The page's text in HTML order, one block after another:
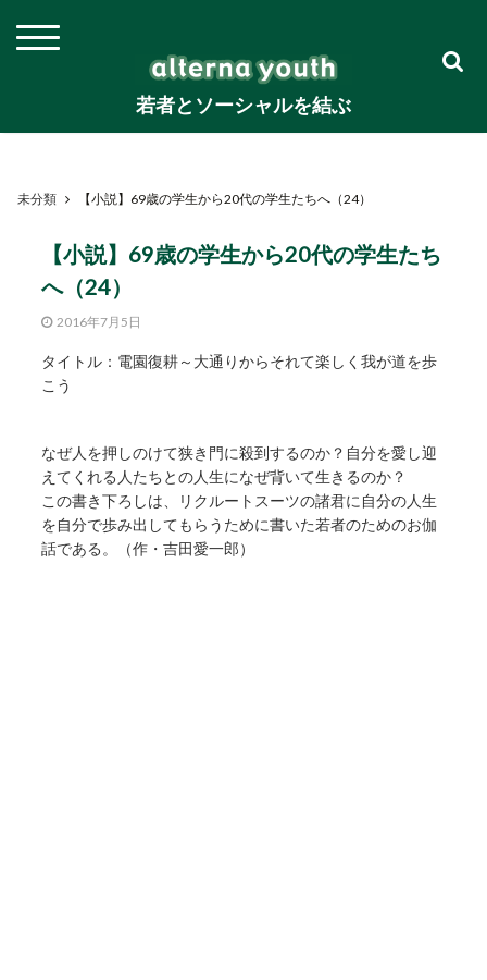
若者とソーシャルを結ぶ
未分類 【小説】69歳の学生から20代の学生たちへ（24）
【小説】69歳の学生から20代の学生たち
へ（24）
2016年7月5日
タイトル：電園復耕～大通りからそれて楽しく我が道を歩
こう
なぜ人を押しのけて狭き門に殺到するのか？自分を愛し迎
えてくれる人たちとの人生になぜ背いて生きるのか？
この書き下ろしは、リクルートスーツの諸君に自分の人生
を自分で歩み出してもらうために書いた若者のためのお伽
話である。（作・吉田愛一郎）